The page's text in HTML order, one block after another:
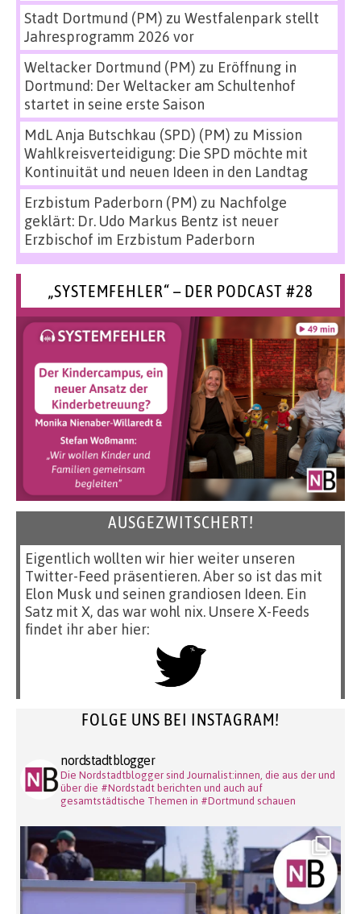
Stadt Dortmund (PM) zu Westfalenpark stellt
Jahresprogramm 2026 vor
Weltacker Dortmund (PM) zu Eröffnung in
Dortmund: Der Weltacker am Schultenhof
startet in seine erste Saison
MdL Anja Butschkau (SPD) (PM) zu Mission
Wahlkreisverteidigung: Die SPD möchte mit
Kontinuität und neuen Ideen in den Landtag
Erzbistum Paderborn (PM) zu Nachfolge
geklärt: Dr. Udo Markus Bentz ist neuer
Erzbischof im Erzbistum Paderborn
„SYSTEMFEHLER“ – DER PODCAST #28
AUSGEZWITSCHERT!
Eigentlich wollten wir hier weiter unseren
Twitter-Feed präsentieren. Aber so ist das mit
Elon Musk und seinen grandiosen Ideen. Ein
Satz mit X, das war wohl nix. Unsere X-Feeds
findet ihr aber hier:
FOLGE UNS BEI INSTAGRAM!
nordstadtblogger
Die Nordstadtblogger sind Journalist:innen, die aus der und
über die #Nordstadt berichten und auch auf
gesamtstädtische Themen in #Dortmund schauen